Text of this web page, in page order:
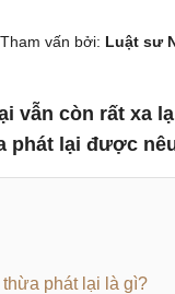
Tham vấn bởi: Luật sư
vẫn còn rất xa
phát lại được
phát lại là gì?